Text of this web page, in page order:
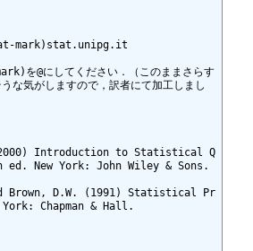
mark)stat.unipg.it
を@にしてください．（このままさらす
な気がしますので，訳者にて加工しまし
Introduction to Statistical Q
New York: John Wiley & Sons.
Brown, D.W. (1991) Statistical Pr
Chapman & Hall.